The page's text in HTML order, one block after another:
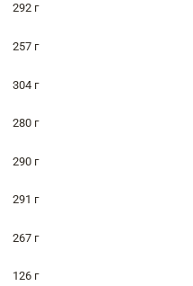
292 г
257 г
304 г
280 г
290 г
291 г
267 г
126 г